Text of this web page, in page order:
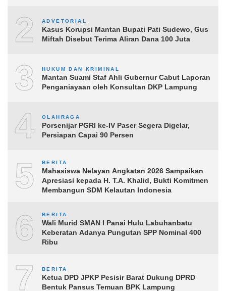
2 ADVETORIAL
Kasus Korupsi Mantan Bupati Pati Sudewo, Gus
Miftah Disebut Terima Aliran Dana 100 Juta
3 HUKUM DAN KRIMINAL
Mantan Suami Staf Ahli Gubernur Cabut Laporan
Penganiayaan oleh Konsultan DKP Lampung
4 OLAHRAGA
Porsenijar PGRI ke-IV Paser Segera Digelar,
Persiapan Capai 90 Persen
5 BERITA
Mahasiswa Nelayan Angkatan 2026 Sampaikan
Apresiasi kepada H. T.A. Khalid, Bukti Komitmen
Membangun SDM Kelautan Indonesia
6 BERITA
Wali Murid SMAN I Panai Hulu Labuhanbatu
Keberatan Adanya Pungutan SPP Nominal 400
Ribu
7 BERITA
Ketua DPD JPKP Pesisir Barat Dukung DPRD
Bentuk Pansus Temuan BPK Lampung